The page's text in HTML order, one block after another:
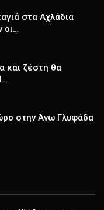
στα Αχλάδια
οι…
και ζέστη θα
στην Άνω Γλυφάδα